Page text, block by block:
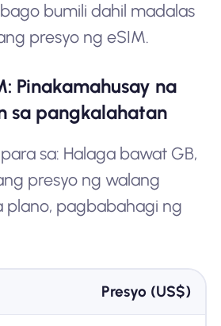
bumili dahil madalas
presyo ng eSIM.
Pinakamahusay na
sa pangkalahatan
sa: Halaga bawat GB,
presyo ng walang
plano, pagbabahagi ng
Presyo (US$)